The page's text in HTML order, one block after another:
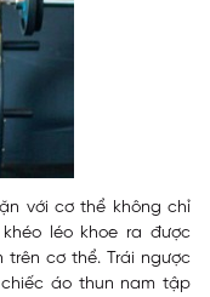
với cơ thể không chỉ
léo khoe ra được
trên cơ thể. Trái ngược
áo thun nam tập